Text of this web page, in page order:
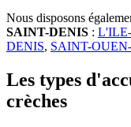
Nous disposons
SAINT-DENIS :
DENIS, SAINT-
Les types
crèches